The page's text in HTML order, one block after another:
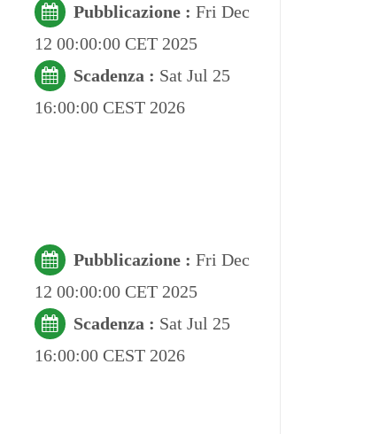
Pubblicazione : Fri Dec
12 00:00:00 CET 2025
Scadenza : Sat Jul 25
16:00:00 CEST 2026
Pubblicazione : Fri Dec
12 00:00:00 CET 2025
Scadenza : Sat Jul 25
16:00:00 CEST 2026